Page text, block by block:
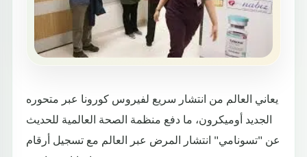
يعاني العالم من انتشار سريع لفيروس كورونا عبر متحوره
الجديد أوميكرون، ما دفع منظمة الصحة العالمية للحديث
عن "تسونامي" انتشار المرض عبر العالم مع تسجيل أرقام